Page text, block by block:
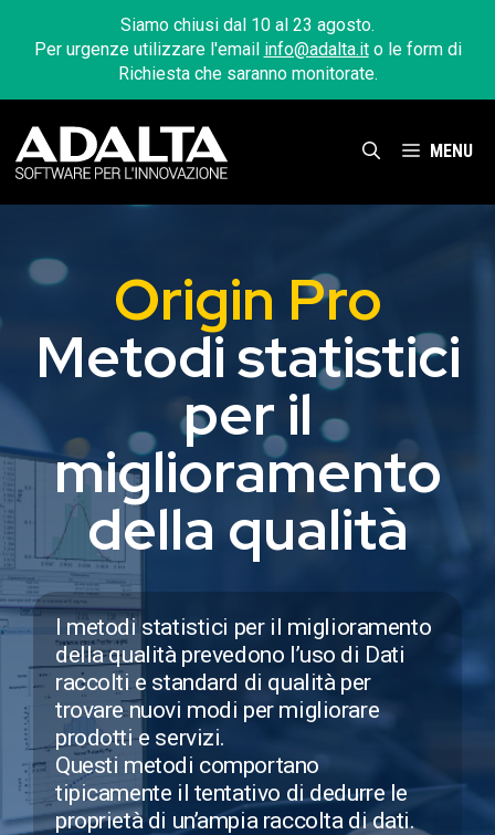
Siamo chiusi dal 10 al 23 agosto.
Per urgenze utilizzare l'email info@adalta.ito le form di
Richiesta che saranno monitorate.
MENU
Origin Pro
Metodi statistici
per il
miglioramento
della qualità
I metodi statistici per il miglioramento
della qualità prevedono l’uso di Dati
raccolti e standard di qualità per
trovare nuovi modi per migliorare
prodotti e servizi.
Questi metodi comportano
tipicamente il tentativo di dedurre le
proprietà di un’ampia raccolta di dati.